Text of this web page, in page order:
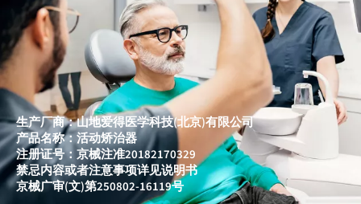
生产厂商：山地爱得医学科技(北京)有限公司
产品名称：活动矫治器
注册证号：京械注准20182170329
禁忌内容或者注意事项详见说明书
京械广审(文)第250802-16119号